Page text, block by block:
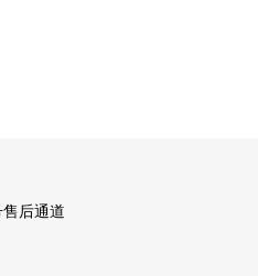
后通道